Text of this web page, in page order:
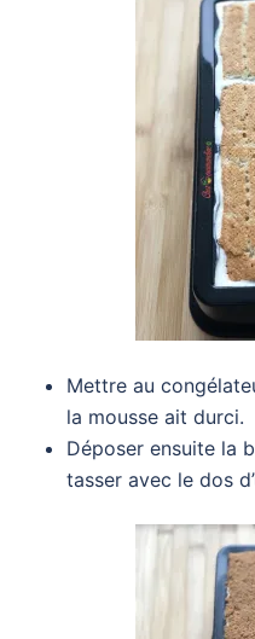
Mettre au
la mousse ait durci.
Déposer ensuite la
tasser avec le dos